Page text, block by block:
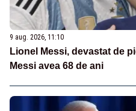
9 aug. 2026, 11:10
Lionel Messi, devastat de
Messi avea 68 de ani